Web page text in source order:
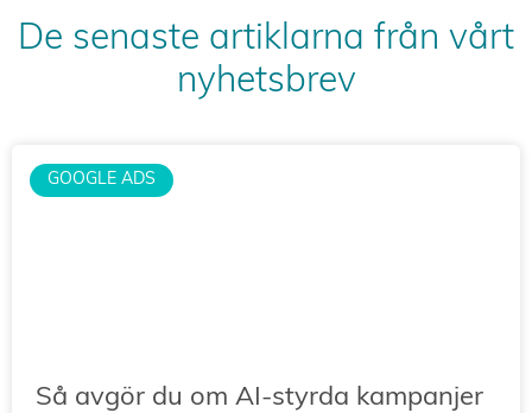
De senaste artiklarna från vårt
nyhetsbrev
GOOGLE ADS
Så avgör du om AI-styrda kampanjer